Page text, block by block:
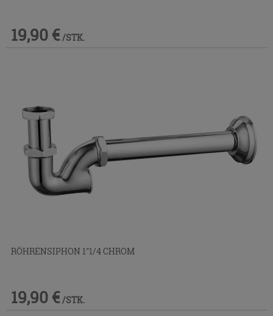
19,90 € /STK.
RÖHRENSIPHON 1''1/4 CHROM
19,90 € /STK.